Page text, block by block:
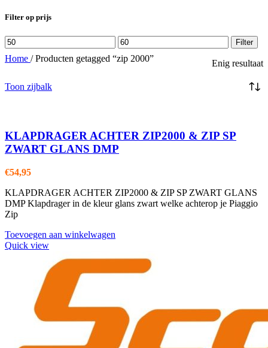
Filter op prijs
Min.
prijs
Max.
prijs
Filter
Home / Producten getagged “zip 2000” Enig resultaat
Toon zijbalk
KLAPDRAGER ACHTER ZIP2000 & ZIP SP
ZWART GLANS DMP
€54,95
KLAPDRAGER ACHTER ZIP2000 & ZIP SP ZWART GLANS
DMP Klapdrager in de kleur glans zwart welke achterop je Piaggio
Zip
Toevoegen aan winkelwagen
Quick view